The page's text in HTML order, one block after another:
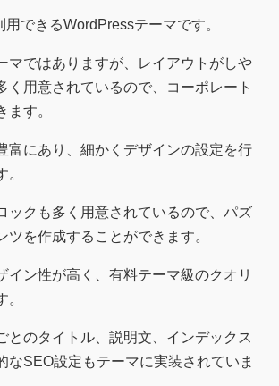
用できるWordPressテーマです。
マではありますが、レイアウトがしや
く用意されているので、コーポレート
ます。
富にあり、細かくデザインの設定を行
ックも多く用意されているので、パズ
ツを作成することができます。
イン性が高く、有料テーマ級のクオリ
とのタイトル、説明文、インデックス
なSEO設定もテーマに実装されていま